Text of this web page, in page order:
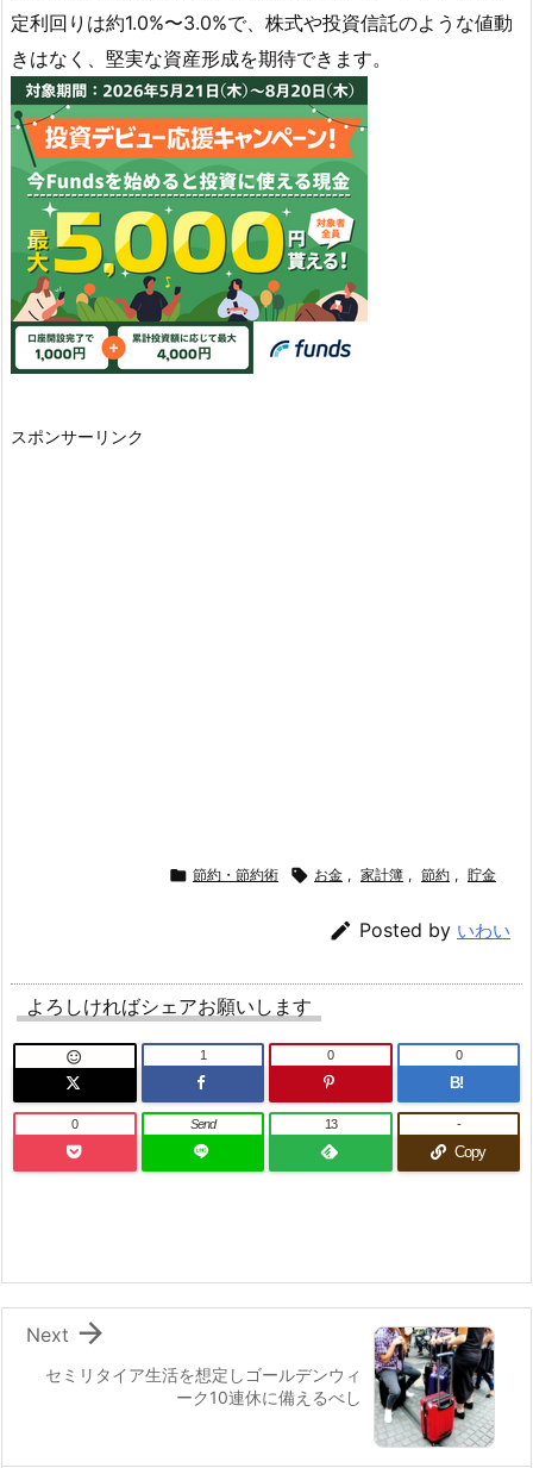
定利回りは約1.0%〜3.0%で、株式や投資信託のような値動
きはなく、堅実な資産形成を期待できます。
スポンサーリンク
 節約・節約術  お金 , 家計簿 , 節約 , 貯金
 Posted by いわい
よろしければシェアお願いします
 1 0
B!
0
0 Send 13
Copy
-
セミリタイア生活を想定しゴールデンウィ
ーク10連休に備えるべし

Next